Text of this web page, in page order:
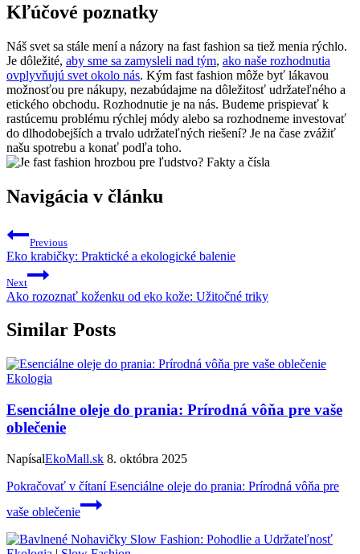
Kľúčové poznatky
Náš svet sa stále mení a názory na fast fashion sa tiež menia rýchlo.
Je dôležité, aby sme sa zamysleli nad tým, ako naše rozhodnutia
ovplyvňujú svet okolo nás. Kým fast fashion môže byť lákavou
možnosťou pre nákupy, nezabúdajme na dôležitosť udržateľného a
etického obchodu. Rozhodnutie je na nás. Budeme prispievať k
rastúcemu problému rýchlej módy alebo sa rozhodneme investovať
do dlhodobejších a trvalo udržateľných riešení? Je na čase zvážiť
našu spotrebu a konať podľa toho.
Navigácia v článku
Previous
Eko krabičky: Praktické a ekologické balenie
Next
Ako rozoznať koženku od eko kože: Užitočné triky
Similar Posts
Ekologia
Esenciálne oleje do prania: Prírodná vôňa pre vaše
oblečenie
NapísalEkoMall.sk 8. októbra 2025
Pokračovať v čítaníEsenciálne oleje do prania: Prírodná vôňa pre
vaše oblečenie